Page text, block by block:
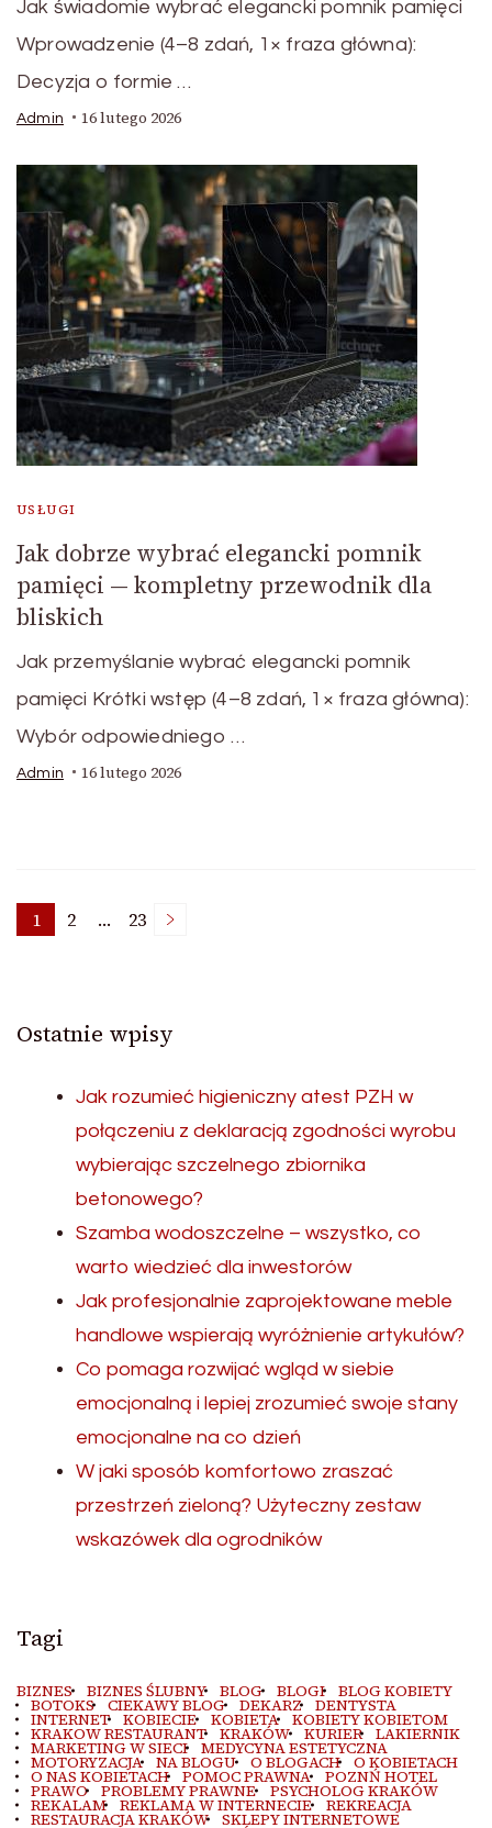
Jak świadomie wybrać elegancki pomnik pamięci
Wprowadzenie (4–8 zdań, 1× fraza główna):
Decyzja o formie …
Admin 16 lutego 2026
USŁUGI
Jak dobrze wybrać elegancki pomnik
pamięci — kompletny przewodnik dla
bliskich
Jak przemyślanie wybrać elegancki pomnik
pamięci Krótki wstęp (4–8 zdań, 1× fraza główna):
Wybór odpowiedniego …
Admin 16 lutego 2026
Stronicowanie
Strona
1 Strona
2 … Strona
23
Ostatnie wpisy
Jak rozumieć higieniczny atest PZH w
połączeniu z deklaracją zgodności wyrobu
wybierając szczelnego zbiornika
betonowego?
Szamba wodoszczelne – wszystko, co
warto wiedzieć dla inwestorów
Jak profesjonalnie zaprojektowane meble
handlowe wspierają wyróżnienie artykułów?
Co pomaga rozwijać wgląd w siebie
emocjonalną i lepiej zrozumieć swoje stany
emocjonalne na co dzień
W jaki sposób komfortowo zraszać
przestrzeń zieloną? Użyteczny zestaw
wskazówek dla ogrodników
Tagi
BIZNES BIZNES ŚLUBNY BLOG BLOGI BLOG KOBIETY
BOTOKS CIEKAWY BLOG DEKARZ DENTYSTA
INTERNET KOBIECIE KOBIETA KOBIETY KOBIETOM
KRAKOW RESTAURANT KRAKÓW KURIER LAKIERNIK
MARKETING W SIECI MEDYCYNA ESTETYCZNA
MOTORYZACJA NA BLOGU O BLOGACH O KOBIETACH
O NAS KOBIETACH POMOC PRAWNA POZNŃ HOTEL
PRAWO PROBLEMY PRAWNE PSYCHOLOG KRAKÓW
REKALAM REKLAMA W INTERNECIE REKREACJA
RESTAURACJA KRAKÓW SKLEPY INTERNETOWE